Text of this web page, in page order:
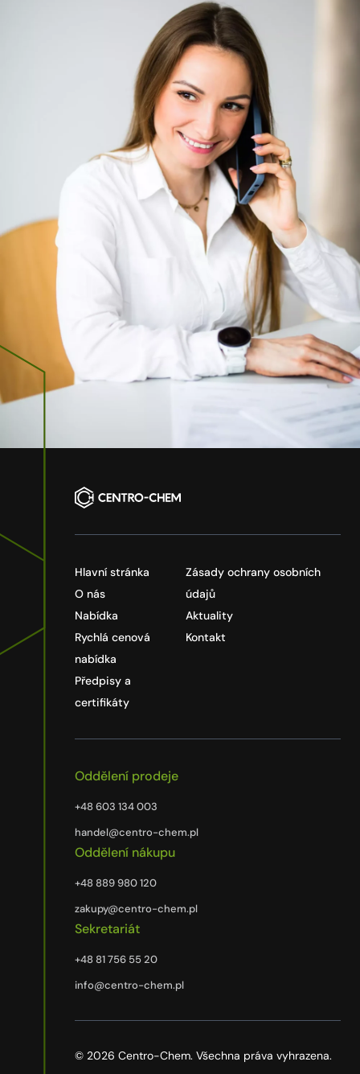
Hlavní stránka
O nás
Nabídka
Rychlá cenová
nabídka
Předpisy a
certifikáty
Zásady ochrany osobních
údajů
Aktuality
Kontakt
Oddělení prodeje
+48 603 134 003
handel@centro-chem.pl
Oddělení nákupu
+48 889 980 120
zakupy@centro-chem.pl
Sekretariát
+48 81 756 55 20
info@centro-chem.pl
© 2026 Centro-Chem. Všechna práva vyhrazena.